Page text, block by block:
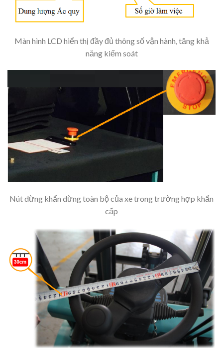
Màn hình LCD hiển thị đầy đủ thông số vận hành, tăng khả
năng kiểm soát
Nút dừng khẩn dừng toàn bộ của xe trong trường hợp khẩn
cấp